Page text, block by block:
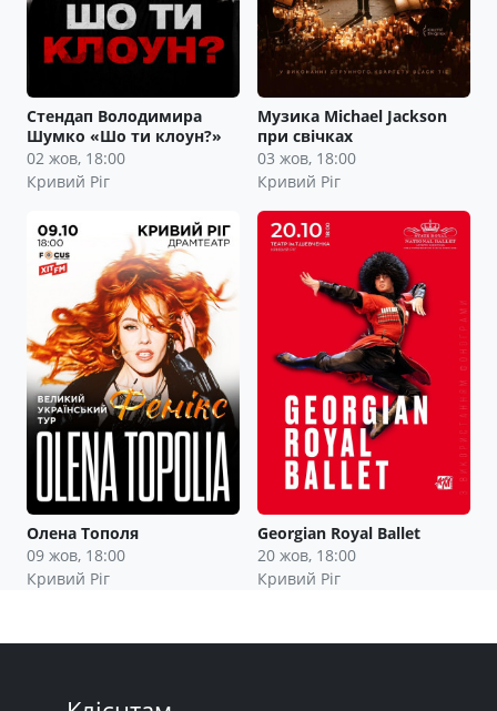
Стендап Володимира
Шумко «Шо ти клоун?»
02 жов, 18:00
Кривий Ріг
Музика Michael Jackson
при свічках
03 жов, 18:00
Кривий Ріг
Олена Тополя
09 жов, 18:00
Кривий Ріг
Georgian Royal Ballet
20 жов, 18:00
Кривий Ріг